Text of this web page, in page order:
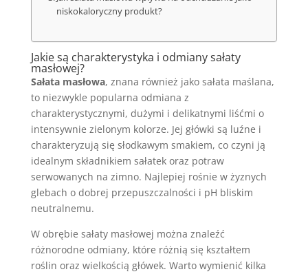
niskokaloryczny produkt?
Jakie są charakterystyka i odmiany sałaty
masłowej?
Sałata masłowa, znana również jako sałata maślana,
to niezwykle popularna odmiana z
charakterystycznymi, dużymi i delikatnymi liśćmi o
intensywnie zielonym kolorze. Jej główki są luźne i
charakteryzują się słodkawym smakiem, co czyni ją
idealnym składnikiem sałatek oraz potraw
serwowanych na zimno. Najlepiej rośnie w żyznych
glebach o dobrej przepuszczalności i pH bliskim
neutralnemu.
W obrębie sałaty masłowej można znaleźć
różnorodne odmiany, które różnią się kształtem
roślin oraz wielkością główek. Warto wymienić kilka